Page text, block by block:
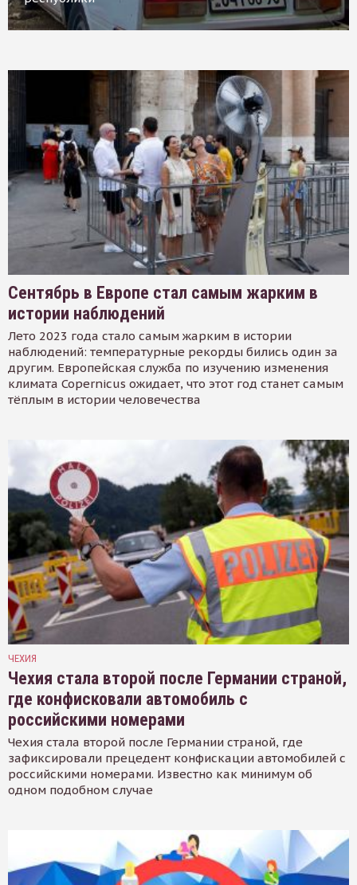
Сентябрь в Европе стал самым жарким в
истории наблюдений
Лето 2023 года стало самым жарким в истории
наблюдений: температурные рекорды бились один за
другим. Европейская служба по изучению изменения
климата Copernicus ожидает, что этот год станет самым
тёплым в истории человечества
ЧЕХИЯ
Чехия стала второй после Германии страной,
где конфисковали автомобиль с
российскими номерами
Чехия стала второй после Германии страной, где
зафиксировали прецедент конфискации автомобилей с
российскими номерами. Известно как минимум об
одном подобном случае